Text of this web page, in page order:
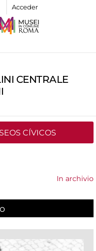
Acceder
CENTRALE
CÍVICOS
In archivio